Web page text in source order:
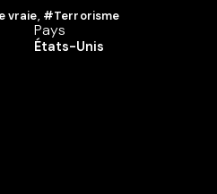
vraie, #Terrorisme
Pays
États-Unis